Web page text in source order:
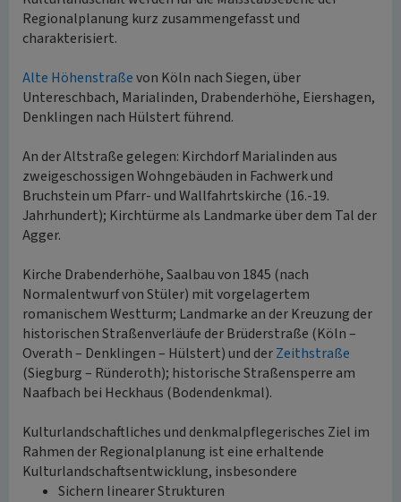
Regionalplanung kurz zusammengefasst und
charakterisiert.
Alte Höhenstraßevon Köln nach Siegen, über
Untereschbach, Marialinden, Drabenderhöhe, Eiershagen,
Denklingen nach Hülstert führend.
An der Altstraße gelegen: Kirchdorf Marialinden aus
zweigeschossigen Wohngebäuden in Fachwerk und
Bruchstein um Pfarr- und Wallfahrtskirche (16.-19.
Jahrhundert); Kirchtürme als Landmarke über dem Tal der
Agger.
Kirche Drabenderhöhe, Saalbau von 1845 (nach
Normalentwurf von Stüler) mit vorgelagertem
romanischem Westturm; Landmarke an der Kreuzung der
historischen Straßenverläufe der Brüderstraße (Köln –
Overath – Denklingen – Hülstert) und derZeithstraße
(Siegburg – Ründeroth); historische Straßensperre am
Naafbach bei Heckhaus (Bodendenkmal).
Kulturlandschaftliches und denkmalpflegerisches Ziel im
Rahmen der Regionalplanung ist eine erhaltende
Kulturlandschaftsentwicklung, insbesondere
Sichern linearer Strukturen